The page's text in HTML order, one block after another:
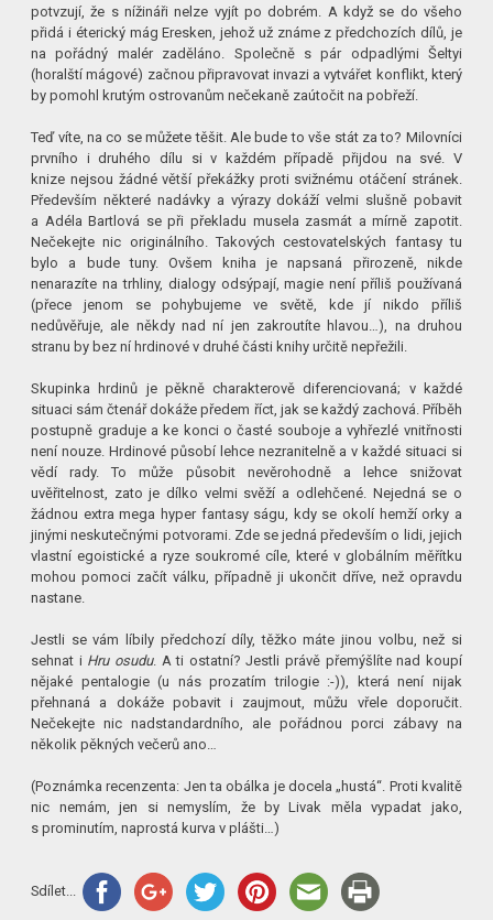
potvzují, že s nížináři nelze vyjít po dobrém. A když se do všeho
přidá i éterický mág Eresken, jehož už známe z předchozích dílů, je
na pořádný malér zaděláno. Společně s pár odpadlými Šeltyi
(horalští mágové) začnou připravovat invazi a vytvářet konflikt, který
by pomohl krutým ostrovanům nečekaně zaútočit na pobřeží.
Teď víte, na co se můžete těšit. Ale bude to vše stát za to? Milovníci
prvního i druhého dílu si v každém případě přijdou na své. V
knize nejsou žádné větší překážky proti svižnému otáčení stránek.
Především některé nadávky a výrazy dokáží velmi slušně pobavit
a Adéla Bartlová se při překladu musela zasmát a mírně zapotit.
Nečekejte nic originálního. Takových cestovatelských fantasy tu
bylo a bude tuny. Ovšem kniha je napsaná přirozeně, nikde
nenarazíte na trhliny, dialogy odsýpají, magie není příliš používaná
(přece jenom se pohybujeme ve světě, kde jí nikdo příliš
nedůvěřuje, ale někdy nad ní jen zakroutíte hlavou…), na druhou
stranu by bez ní hrdinové v druhé části knihy určitě nepřežili.
Skupinka hrdinů je pěkně charakterově diferenciovaná; v každé
situaci sám čtenář dokáže předem říct, jak se každý zachová. Příběh
postupně graduje a ke konci o časté souboje a vyhřezlé vnitřnosti
není nouze. Hrdinové působí lehce nezranitelně a v každé situaci si
vědí rady. To může působit nevěrohodně a lehce snižovat
uvěřitelnost, zato je dílko velmi svěží a odlehčené. Nejedná se o
žádnou extra mega hyper fantasy ságu, kdy se okolí hemží orky a
jinými neskutečnými potvorami. Zde se jedná především o lidi, jejich
vlastní egoistické a ryze soukromé cíle, které v globálním měřítku
mohou pomoci začít válku, případně ji ukončit dříve, než opravdu
nastane.
Jestli se vám líbily předchozí díly, těžko máte jinou volbu, než si
sehnat i Hru osudu. A ti ostatní? Jestli právě přemýšlíte nad koupí
nějaké pentalogie (u nás prozatím trilogie :-)), která není nijak
přehnaná a dokáže pobavit i zaujmout, můžu vřele doporučit.
Nečekejte nic nadstandardního, ale pořádnou porci zábavy na
několik pěkných večerů ano…
(Poznámka recenzenta: Jen ta obálka je docela „hustá“. Proti kvalitě
nic nemám, jen si nemyslím, že by Livak měla vypadat jako,
s prominutím, naprostá kurva v plášti…)
Sdílet...